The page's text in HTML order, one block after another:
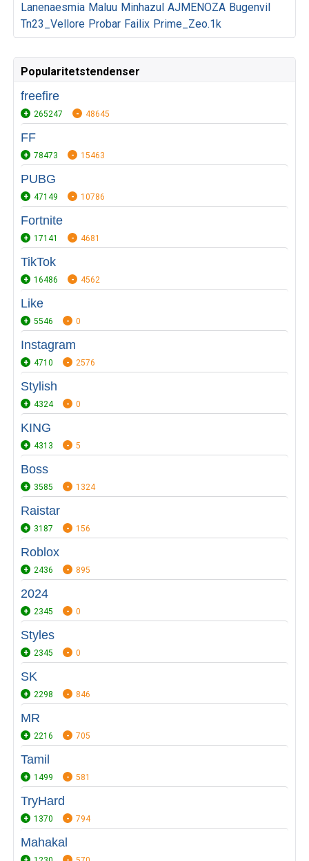
Lanenaesmia Maluu Minhazul AJMENOZA Bugenvil
Tn23_Vellore Probar Failix Prime_Zeo.1k
Popularitetstendenser
freefire
265247 48645
FF
78473 15463
PUBG
47149 10786
Fortnite
17141 4681
TikTok
16486 4562
Like
5546 0
Instagram
4710 2576
Stylish
4324 0
KING
4313 5
Boss
3585 1324
Raistar
3187 156
Roblox
2436 895
2024
2345 0
Styles
2345 0
SK
2298 846
MR
2216 705
Tamil
1499 581
TryHard
1370 794
Mahakal